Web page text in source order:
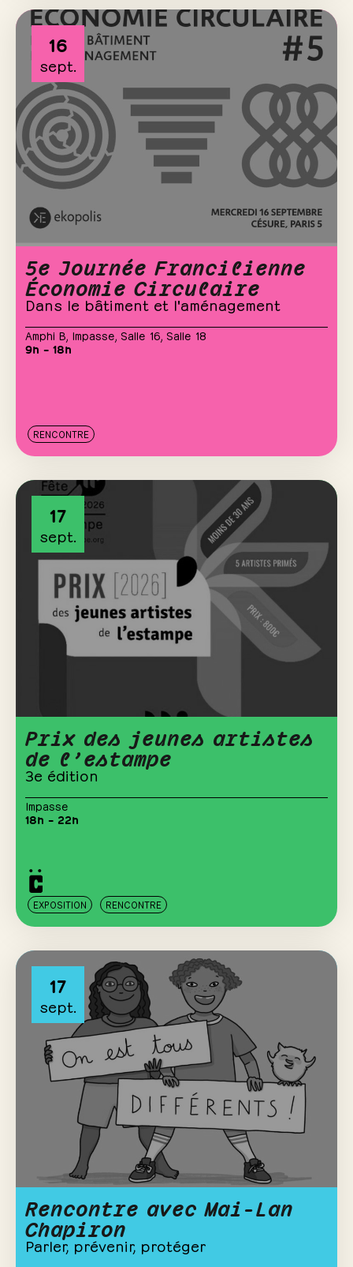
16
sept.
5e Journée Francilienne
Économie Circulaire
Dans le bâtiment et l'aménagement
Amphi B Impasse Salle 16 Salle 18
9h – 18h
RENCONTRE
17
sept.
Prix des jeunes artistes
de l’estampe
3e édition
Impasse
18h – 22h
EXPOSITION RENCONTRE
17
sept.
Rencontre avec Mai-Lan
Chapiron
Parler, prévenir, protéger